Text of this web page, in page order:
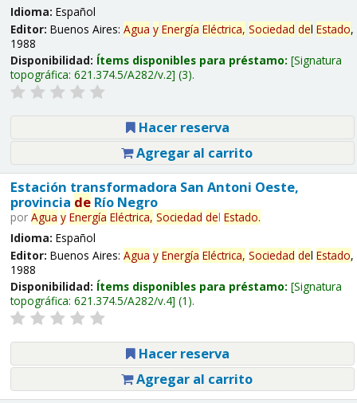
Idioma: Español
Editor: Buenos Aires: Agua y Energía Eléctrica, Sociedad del Estado,
1988
Disponibilidad: Ítems disponibles para préstamo: Signatura
topográfica: 621.374.5/A282/v.2 (3).
Hacer reserva
Agregar al carrito
Estación transformadora San Antoni Oeste,
provincia deRío Negro
por Agua y Energía Eléctrica, Sociedad del Estado.
Idioma: Español
Editor: Buenos Aires: Agua y Energía Eléctrica, Sociedad del Estado,
1988
Disponibilidad: Ítems disponibles para préstamo: Signatura
topográfica: 621.374.5/A282/v.4 (1).
Hacer reserva
Agregar al carrito